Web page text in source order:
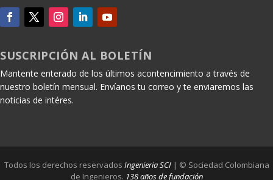
SUSCRIPCIÓN AL BOLETÍN
Mantente enterado de los últimos acontencimiento a través de
nuestro boletín mensual. Envíanos tu correo y te enviaremos las
noticias de intéres.
Todos los derechos reservados Ingenieria SCI | © Sociedad Colombiana
de Ingenieros. 138 años de fundación